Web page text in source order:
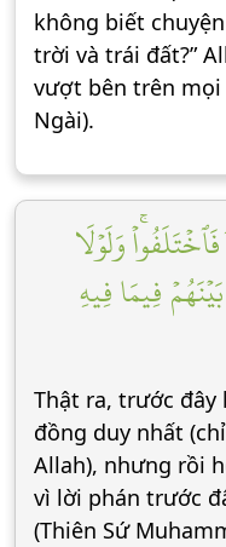
không biết
trời và trái đất?”
vượt bên trên
Ngài).
وَلَوۡلَا
فِيمَا فِيهِ
Thật ra, trước
đồng duy nhất
Allah), nhưng rồi
vì lời phán trước
(Thiên Sứ